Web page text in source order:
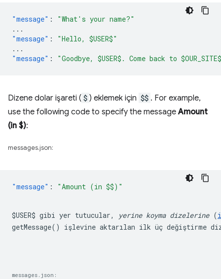
"message" :
"What's your name?"
...
"message" :
"Hello, $USER$"
...
"message" : "Goodbye, $USER$. Come back to
Dizene dolar işareti ( $ ) eklemek için $$ . For example,
use the following code to specify the messageAmount
(in $):
messages.json:
"message" :
$USER$ gibi yer tutucular, yerine koyma dizelerine (
getMessage()
işlevine aktarılan ilk üç değiştirme
messages.json: